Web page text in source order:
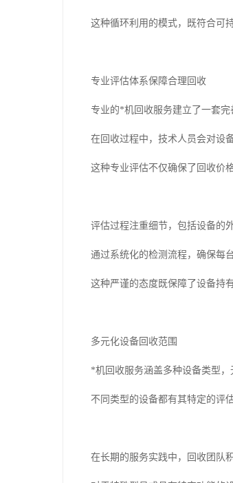
这种循环利用的模式，既符合可
专业评估体系保障合理回收
专业的*机回收服务建立了一套完
在回收过程中，技术人员会对设
这种专业评估不仅确保了回收价
评估过程注重细节，包括设备的
通过系统化的检测流程，确保每
这种严谨的态度既保障了设备持
多元化设备回收范围
*机回收服务涵盖多种设备类型
不同类型的设备都有其特定的评
在长期的服务实践中，回收团队